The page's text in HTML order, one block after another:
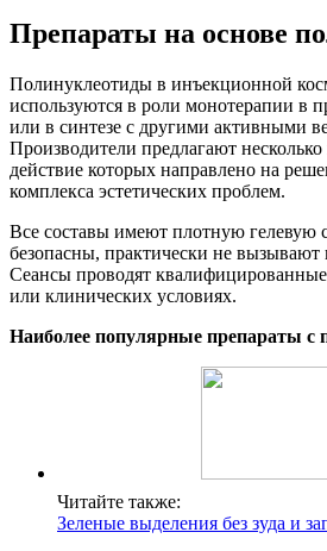
Препараты на основе
Полинуклеотиды в инъекционной
используются в роли монотерапии в
или в синтезе с другими активными
Производители предлагают
действие которых направлено на
комплекса эстетических проблем.
Все составы имеют плотную гелевую
безопасны, практически не
Сеансы проводят квалифицированные
или клинических условиях.
Наиболее популярные препараты с
Читайте также:
Зеленые выделения без зуда и